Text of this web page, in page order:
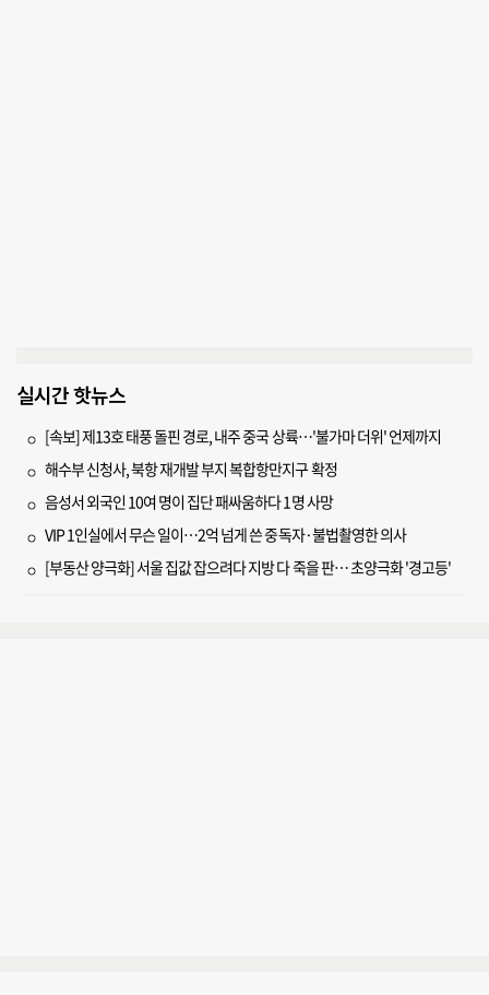
실시간 핫뉴스
[속보] 제13호 태풍 돌핀 경로, 내주 중국 상륙…'불가마 더위' 언제까지
해수부 신청사, 북항 재개발 부지 복합항만지구 확정
음성서 외국인 10여 명이 집단 패싸움하다 1명 사망
VIP 1인실에서 무슨 일이…2억 넘게 쓴 중독자·불법촬영한 의사
[부동산 양극화] 서울 집값 잡으려다 지방 다 죽을 판… 초양극화 '경고등'